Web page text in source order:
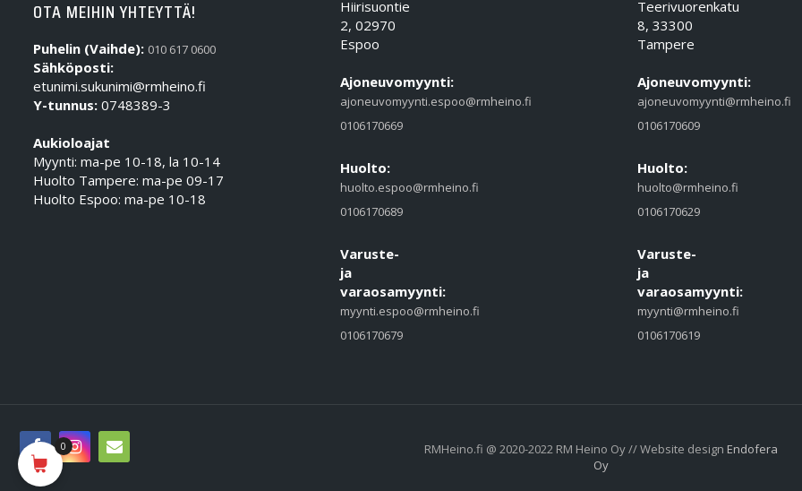
OTA MEIHIN YHTEYTTÄ!
Puhelin (Vaihde): 010 617 0600
Sähköposti:
etunimi.sukunimi@rmheino.fi
Y-tunnus: 0748389-3
Aukioloajat
Myynti: ma-pe 10-18, la 10-14
Huolto Tampere: ma-pe 09-17
Huolto Espoo: ma-pe 10-18
Hiirisuontie
2, 02970
Espoo
Ajoneuvomyynti:
ajoneuvomyynti.espoo@rmheino.fi
0106170669
Huolto:
huolto.espoo@rmheino.fi
0106170689
Varuste-
ja
varaosamyynti:
myynti.espoo@rmheino.fi
0106170679
Teerivuorenkatu
8, 33300
Tampere
Ajoneuvomyynti:
ajoneuvomyynti@rmheino.fi
0106170609
Huolto:
huolto@rmheino.fi
0106170629
Varuste-
ja
varaosamyynti:
myynti@rmheino.fi
0106170619
RMHeino.fi @ 2020-2022 RM Heino Oy // Website design Endofera
Oy
0